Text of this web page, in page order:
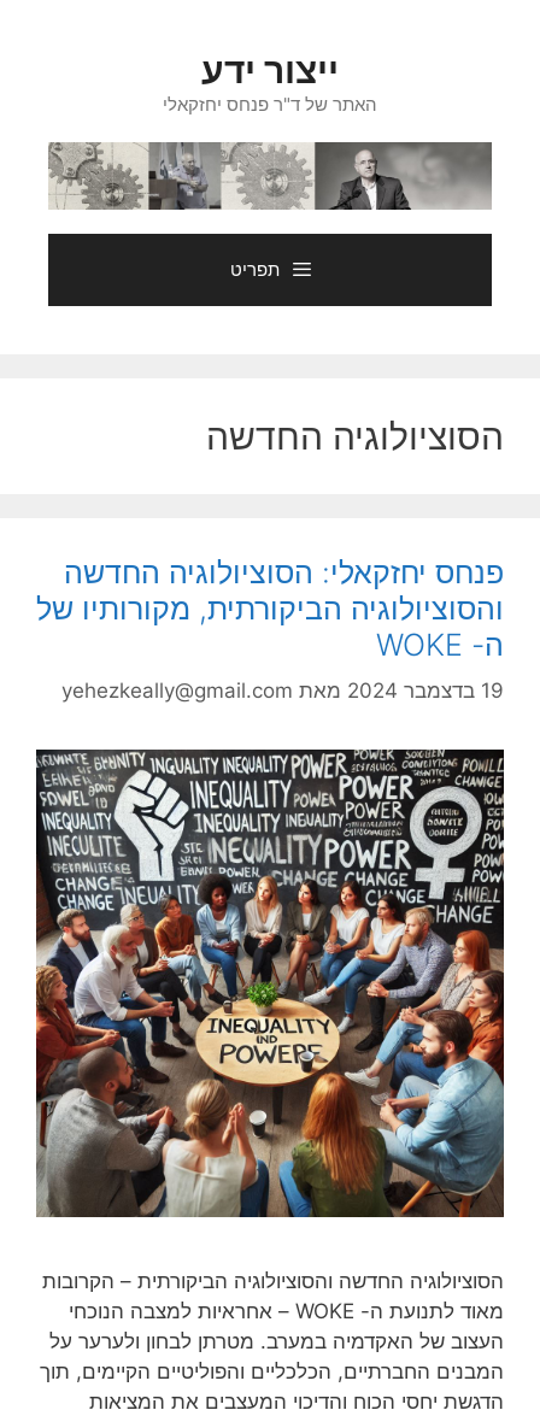
ייצור ידע
האתר של ד"ר פנחס יחזקאלי
תפריט
הסוציולוגיה החדשה
פנחס יחזקאלי: הסוציולוגיה החדשה
והסוציולוגיה הביקורתית, מקורותיו של
ה- WOKE
19 בדצמבר 2024 מאת yehezkeally@gmail.com
הסוציולוגיה החדשה והסוציולוגיה הביקורתית – הקרובות
מאוד לתנועת ה- WOKE – אחראיות למצבה הנוכחי
העצוב של האקדמיה במערב. מטרתן לבחון ולערער על
המבנים החברתיים, הכלכליים והפוליטיים הקיימים, תוך
הדגשת יחסי הכוח והדיכוי המעצבים את המציאות